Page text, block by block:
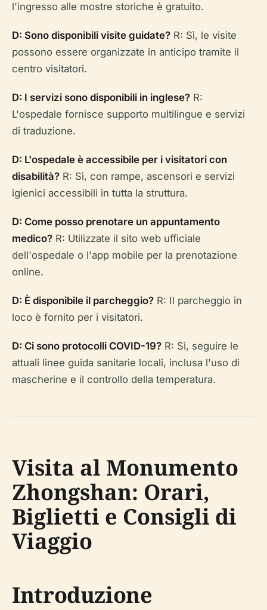
l'ingresso alle mostre storiche è gratuito.
D: Sono disponibili visite guidate? R: Sì, le visite
possono essere organizzate in anticipo tramite il
centro visitatori.
D: I servizi sono disponibili in inglese? R:
L'ospedale fornisce supporto multilingue e servizi
di traduzione.
D: L'ospedale è accessibile per i visitatori con
disabilità? R: Sì, con rampe, ascensori e servizi
igienici accessibili in tutta la struttura.
D: Come posso prenotare un appuntamento
medico? R: Utilizzate il sito web ufficiale
dell'ospedale o l'app mobile per la prenotazione
online.
D: È disponibile il parcheggio? R: Il parcheggio in
loco è fornito per i visitatori.
D: Ci sono protocolli COVID-19? R: Sì, seguire le
attuali linee guida sanitarie locali, inclusa l'uso di
mascherine e il controllo della temperatura.
Visita al Monumento
Zhongshan: Orari,
Biglietti e Consigli di
Viaggio
Introduzione